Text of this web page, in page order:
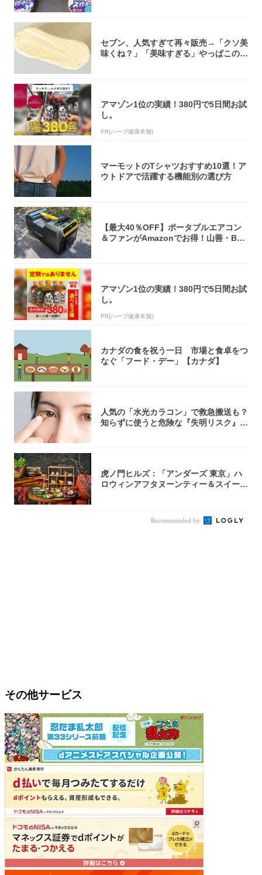
セブン、人気すぎて再々販売→「クソ美
味くね？」「美味すぎる」やっぱこのク
アマゾン1位の実績！380円で5日間お試
し。
PR(ハーブ健康本舗)
マーモットのTシャツおすすめ10選！ア
ウトドアで活躍する機能別の選び方
【最大40％OFF】ポータブルエアコン
＆ファンがAmazonでお得！山善・Bo
アマゾン1位の実績！380円で5日間お試
し。
PR(ハーブ健康本舗)
カナダの食を祝う一日 市場と食卓をつ
なぐ「フード・デー」【カナダ】
人気の「水光カラコン」で救急搬送も？
知らずに使うと危険な『失明リスク』と
虎ノ門ヒルズ：「アンダーズ 東京」ハ
ロウィンアフタヌーンティー＆スイーツ
Recommended by
その他サービス